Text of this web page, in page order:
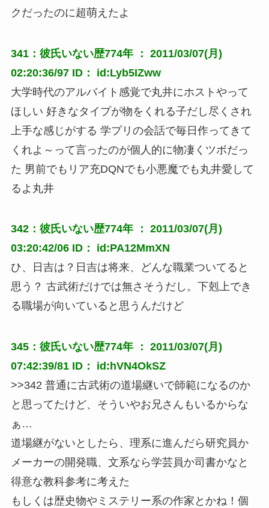
クだったのに超萌えたよ
341：彼氏いない歴774年 ： 2011/03/07(月)
02:20:36/97 ID： id:Lyb5IZww
大学時代のアルバイト感覚で丸井にホストやって
ほしい 好きなタイプが物をくれる子だし尽くされ
上手な感じがする 学プリの会話で毎日作ってきて
くれよ～って言ったのが個人的に物凄くツボだっ
た 男前でもリア充DQNでも小悪魔でも丸井愛して
るよ丸井
342：彼氏いない歴774年 ： 2011/03/07(月)
03:20:42/06 ID： id:PA12MmXN
ひ、日吉は？日吉は将来、どんな職業ついてると
思う？ 古武術だけでは無さそうだし。下剋上でき
る職場が向いていると思うんだけど
345：彼氏いない歴774年 ： 2011/03/07(月)
07:42:39/81 ID： id:hVN4OkSZ
>>342 普通に古武術の道場継いで師範になるのか
と思ってたけど、そういやお兄さんもいるからな
ぁ…
道場継がないとしたら、理系に進んだら研究員か
メーカーの開発職、文系なら学芸員か司書かなと
得意な教科参考に考えた
もしくは歴史物やミステリー系の作家とかね！個